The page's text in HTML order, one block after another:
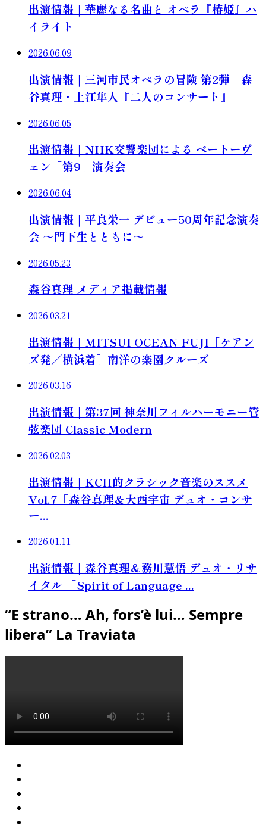
出演情報｜華麗なる名曲と オペラ『椿姫』ハ
イライト
2026.06.09
出演情報｜三河市民オペラの冒険 第2弾 森
谷真理・上江隼人『二人のコンサート』
2026.06.05
出演情報｜NHK交響楽団による ベートーヴ
ェン「第9」演奏会
2026.06.04
出演情報｜平良栄一 デビュー50周年記念演奏
会 ～門下生とともに～
2026.05.23
森谷真理 メディア掲載情報
2026.03.21
出演情報｜MITSUI OCEAN FUJI［ケアン
ズ発／横浜着］南洋の楽園クルーズ
2026.03.16
出演情報｜第37回 神奈川フィルハーモニー管
弦楽団 Classic Modern
2026.02.03
出演情報｜KCH的クラシック音楽のススメ
Vol.7「森谷真理＆大西宇宙 デュオ・コンサ
ー...
2026.01.11
出演情報｜森谷真理＆務川慧悟 デュオ・リサ
イタル 「Spirit of Language ...
“E strano… Ah, fors’è lui… Sempre
libera” La Traviata